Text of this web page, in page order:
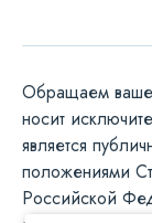
Обращаем ваше
носит
является
положениями
Российской